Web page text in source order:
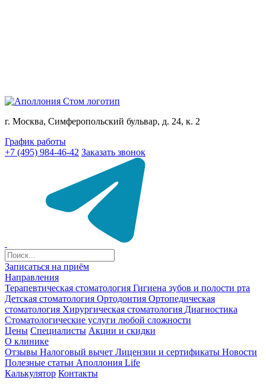
г. Москва, Симферопольский бульвар, д. 24, к. 2
График работы
+7 (495) 984-46-42 Заказать звонок
Записаться на приём
Направления
Терапевтическая стоматология Гигиена зубов и полости рта
Детская стоматология Ортодонтия Ортопедическая
стоматология Хирургическая стоматология Диагностика
Стоматологические услуги любой сложности
Цены Специалисты Акции и скидки
О клинике
Отзывы Налоговый вычет Лицензии и сертификаты Новости
Полезные статьи Аполлония Life
Калькулятор Контакты